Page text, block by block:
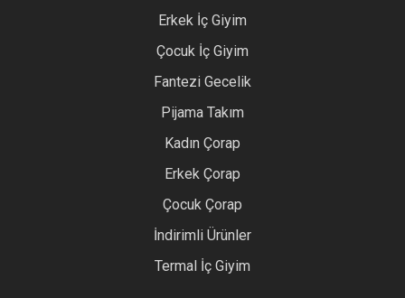
Erkek İç Giyim
Çocuk İç Giyim
Fantezi Gecelik
Pijama Takım
Kadın Çorap
Erkek Çorap
Çocuk Çorap
İndirimli Ürünler
Termal İç Giyim